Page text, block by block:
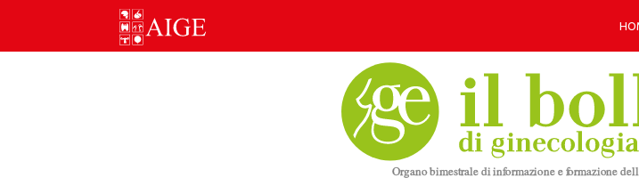
Skip